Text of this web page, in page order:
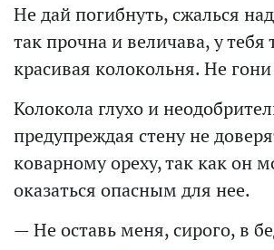
Не дай погибнуть, сжалься
так прочна и величава, у тебя
красивая колокольня. Не
Колокола глухо и
предупреждая стену не
коварному ореху, так как он
оказаться опасным для нее.
— Не оставь меня, сирого, в